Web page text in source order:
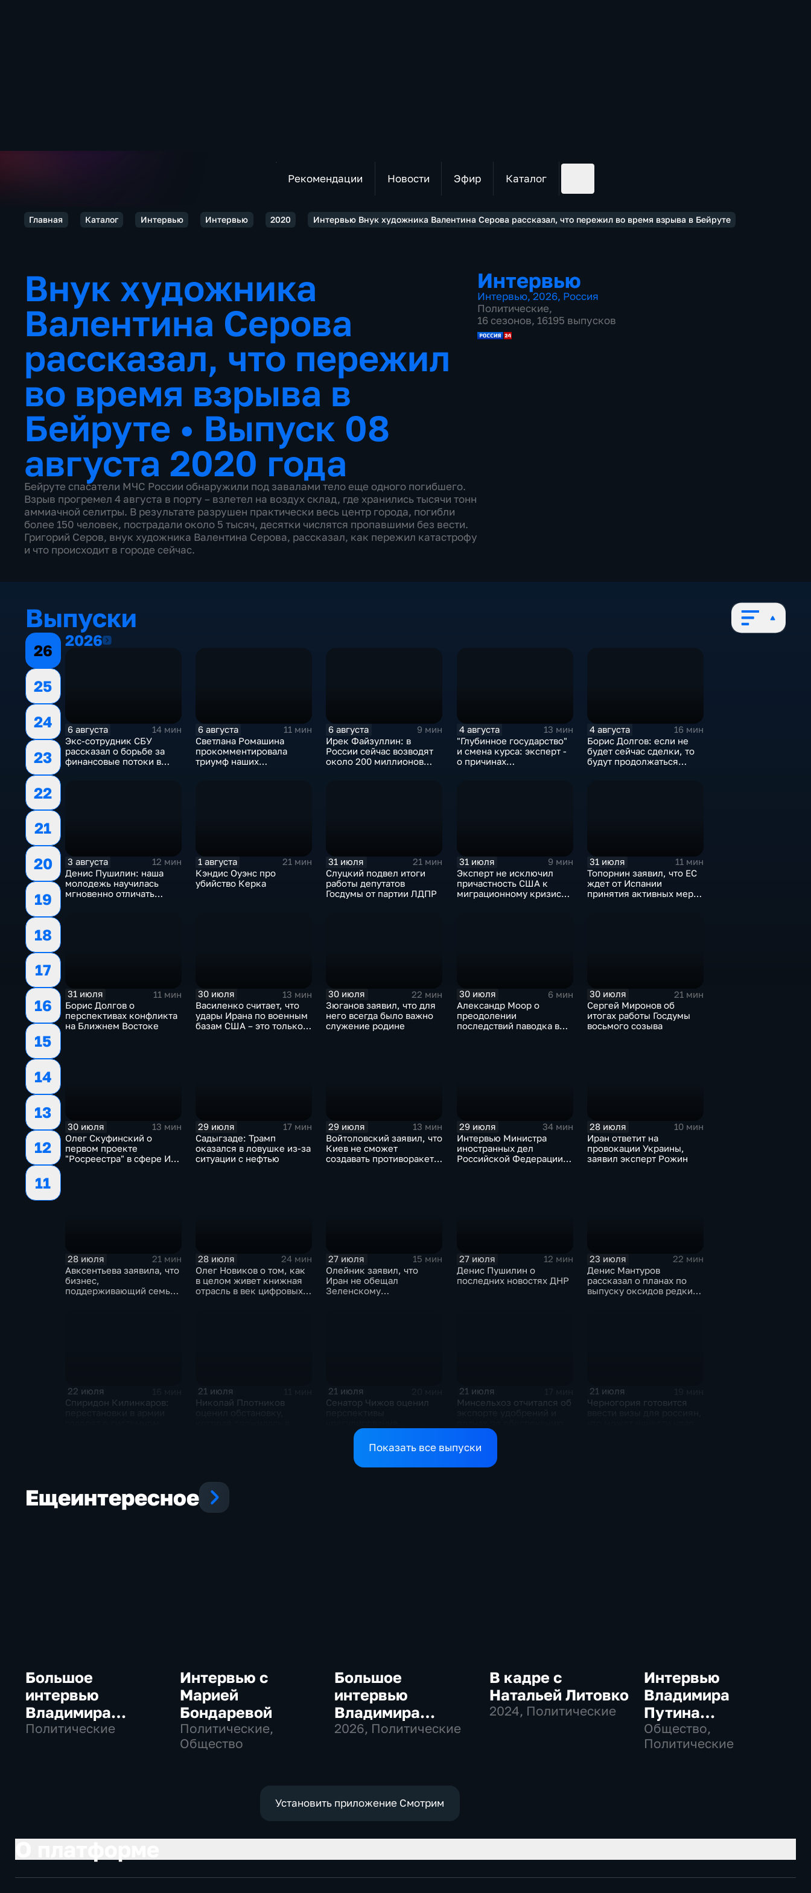
Рекомендации Новости Эфир Каталог
Главная Каталог Интервью Интервью 2020 Интервью Внук художника Валентина Серова рассказал, что пережил во время взрыва в Бейруте
Внук художника
Валентина Серова
рассказал, что пережил
во время взрыва в
Бейруте • Выпуск 08
августа 2020 года
Бейруте спасатели МЧС России обнаружили под завалами тело еще одного погибшего.
Взрыв прогремел 4 августа в порту – взлетел на воздух склад, где хранились тысячи тонн
аммиачной селитры. В результате разрушен практически весь центр города, погибли
более 150 человек, пострадали около 5 тысяч, десятки числятся пропавшими без вести.
Григорий Серов, внук художника Валентина Серова, рассказал, как пережил катастрофу
и что происходит в городе сейчас.
Интервью
Интервью, 2026, Россия
Политические,
16 сезонов, 16195 выпусков
Выпуски
26
25
24
23
22
21
20
19
18
17
16
15
14
13
12
11
20262026
6 августа
14 мин
Экс-сотрудник СБУ
рассказал о борьбе за
финансовые потоки в
6 августа
11 мин
Светлана Ромашина
прокомментировала
триумф наших
6 августа
9 мин
Ирек Файзуллин: в
России сейчас возводят
около 200 миллионов
4 августа
13 мин
"Глубинное государство"
и смена курса: эксперт -
о причинах
4 августа
16 мин
Борис Долгов: если не
будет сейчас сделки, то
будут продолжаться
3 августа
12 мин
Денис Пушилин: наша
молодежь научилась
мгновенно отличать
1 августа
21 мин
Кэндис Оуэнс про
убийство Керка
31 июля
21 мин
Слуцкий подвел итоги
работы депутатов
Госдумы от партии ЛДПР
31 июля
9 мин
Эксперт не исключил
причастность США к
миграционному кризису в
31 июля
11 мин
Топорнин заявил, что ЕС
ждет от Испании
принятия активных мер
31 июля
11 мин
Борис Долгов о
перспективах конфликта
на Ближнем Востоке
30 июля
13 мин
Василенко считает, что
удары Ирана по военным
базам США – это только
30 июля
22 мин
Зюганов заявил, что для
него всегда было важно
служение родине
30 июля
6 мин
Александр Моор о
преодолении
последствий паводка в
30 июля
21 мин
Сергей Миронов об
итогах работы Госдумы
восьмого созыва
30 июля
13 мин
Олег Скуфинский о
первом проекте
"Росреестра" в сфере ИИ
29 июля
17 мин
Садыгзаде: Трамп
оказался в ловушке из-за
ситуации с нефтью
29 июля
13 мин
Войтоловский заявил, что
Киев не сможет
создавать противоракеты
29 июля
34 мин
Интервью Министра
иностранных дел
Российской Федерации,
28 июля
10 мин
Иран ответит на
провокации Украины,
заявил эксперт Рожин
28 июля
21 мин
Авксентьева заявила, что
бизнес,
поддерживающий семьи,
28 июля
24 мин
Олег Новиков о том, как
в целом живет книжная
отрасль в век цифровых
27 июля
15 мин
Олейник заявил, что
Иран не обещал
Зеленскому
27 июля
12 мин
Денис Пушилин о
последних новостях ДНР
23 июля
22 мин
Денис Мантуров
рассказал о планах по
выпуску оксидов редких
22 июля
Спиридон Килинкаров:
21 июля
Николай Плотников
21 июля
Сенатор Чижов оценил
конфликтов на Ближнем
Востоке и диалог с
21 июля
Минсельхоз отчитался об
аграриев топливом
21 июля
Черногория готовится
Показать все выпуски
Ещеинтересное
Большое
интервью
Владимира
Путина Сергею
Политические
Интервью с
Марией
Бондаревой
Политические,
Общество
Большое
интервью
Владимира
Соловьева
2026, Политические
В кадре с
Натальей Литовко
2024, Политические
Интервью
Владимира
Путина
телекомпании
NBC
Общество,
Политические
Установить приложение Смотрим